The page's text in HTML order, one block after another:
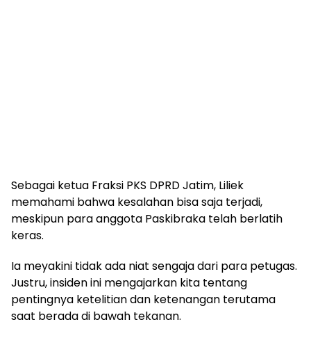
Sebagai ketua Fraksi PKS DPRD Jatim, Liliek
memahami bahwa kesalahan bisa saja terjadi,
meskipun para anggota Paskibraka telah berlatih
keras.
Ia meyakini tidak ada niat sengaja dari para petugas.
Justru, insiden ini mengajarkan kita tentang
pentingnya ketelitian dan ketenangan terutama
saat berada di bawah tekanan.